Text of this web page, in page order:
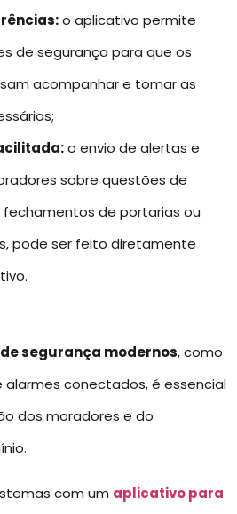
o aplicativo permite
de segurança para que os
acompanhar e tomar as
o envio de alertas e
sobre questões de
de portarias ou
pode ser feito diretamente
segurança modernos, como
conectados, é essencial
dos moradores e do
com um aplicativo para